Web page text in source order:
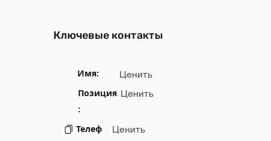
Ключевые контакты
Имя:
Ценить
Позиция
:
Ценить
Телеф
Ценить